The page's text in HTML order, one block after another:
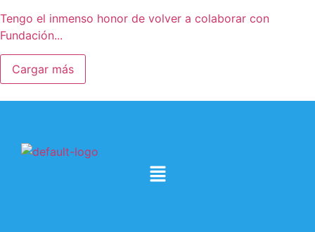
Tengo el inmenso honor de volver a colaborar con
Fundación...
Cargar más